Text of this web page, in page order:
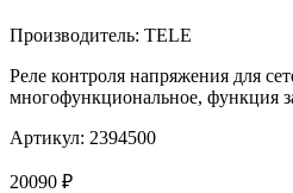
Производитель: TELE
Реле контроля напряжения для
многофункциональное, функция
Артикул: 2394500
20090 ₽